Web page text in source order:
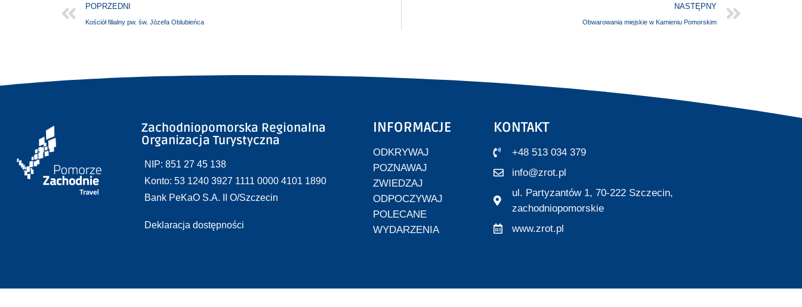
POPRZEDNI
Kościół filialny pw. św. Józefa Oblubieńca
NASTĘPNY
Obwarowania miejskie w Kamieniu Pomorskim
Zachodniopomorska Regionalna
Organizacja Turystyczna
NIP: 851 27 45 138
Konto: 53 1240 3927 1111 0000 4101 1890
Bank PeKaO S.A. II O/Szczecin
Deklaracja dostępności
INFORMACJE
ODKRYWAJ
POZNAWAJ
ZWIEDZAJ
ODPOCZYWAJ
POLECANE
WYDARZENIA
KONTAKT
+48 513 034 379
info@zrot.pl
ul. Partyzantów 1, 70-222 Szczecin,
zachodniopomorskie
www.zrot.pl